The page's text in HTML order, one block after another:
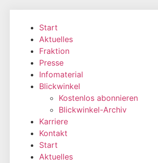
wechseln
Start
Aktuelles
Fraktion
Presse
Infomaterial
Blickwinkel
Kostenlos abonnieren
Blickwinkel-Archiv
Karriere
Kontakt
Start
Aktuelles